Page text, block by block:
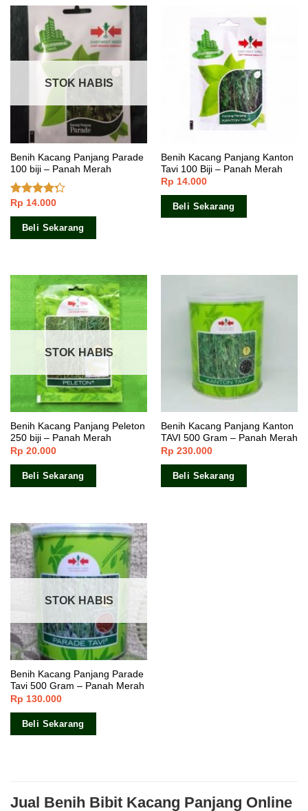
STOK HABIS
Benih Kacang Panjang Parade
100 biji – Panah Merah
Dinilai
4.00dari
Rp 14.000
Beli Sekarang
Benih Kacang Panjang Kanton
Tavi 100 Biji – Panah Merah
Rp 14.000
Beli Sekarang
STOK HABIS
Benih Kacang Panjang Peleton
250 biji – Panah Merah
Rp 20.000
Beli Sekarang
Benih Kacang Panjang Kanton
TAVI 500 Gram – Panah Merah
Rp 230.000
Beli Sekarang
STOK HABIS
Benih Kacang Panjang Parade
Tavi 500 Gram – Panah Merah
Rp 130.000
Beli Sekarang
Jual Benih Bibit Kacang Panjang Online